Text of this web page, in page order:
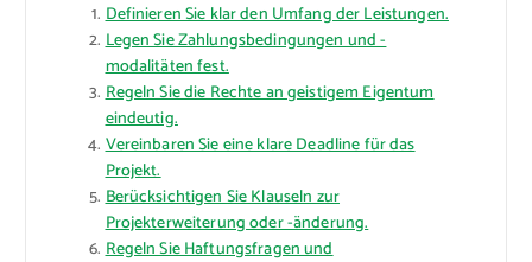
Definieren Sie klar den Umfang der Leistungen.
Legen Sie Zahlungsbedingungen und -
modalitäten fest.
Regeln Sie die Rechte an geistigem Eigentum
eindeutig.
Vereinbaren Sie eine klare Deadline für das
Projekt.
Berücksichtigen Sie Klauseln zur
Projekterweiterung oder -änderung.
Regeln Sie Haftungsfragen und